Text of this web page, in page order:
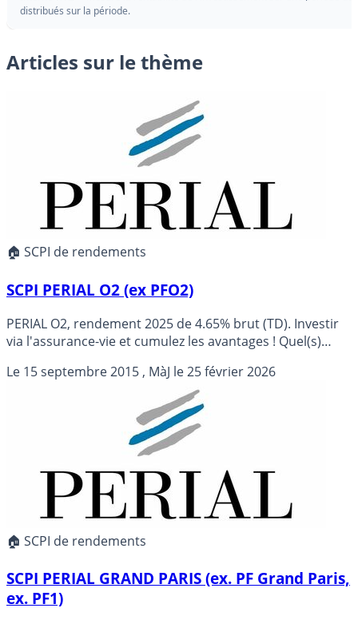
distribués sur la période.
Articles sur le thème
🏠 SCPI de rendements
SCPI PERIAL O2 (ex PFO2)
PERIAL O2, rendement 2025 de 4.65% brut (TD). Investir
via l'assurance-vie et cumulez les avantages ! Quel(s)
Objectif de rendement 2026 de 4.00 % (non garanti).
Le 15 septembre 2015 , MàJ le25 février 2026
🏠 SCPI de rendements
SCPI PERIAL GRAND PARIS (ex. PF Grand Paris,
ex. PF1)